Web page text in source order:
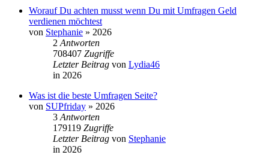
Worauf Du achten musst wenn Du mit Umfragen Geld
verdienen möchtest
von Stephanie » 2026
2 Antworten
708407 Zugriffe
Letzter Beitrag von Lydia46
in 2026
Was ist die beste Umfragen Seite?
von SUPfriday » 2026
3 Antworten
179119 Zugriffe
Letzter Beitrag von Stephanie
in 2026